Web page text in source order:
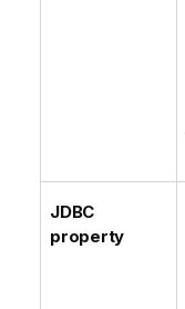
JDBC
property